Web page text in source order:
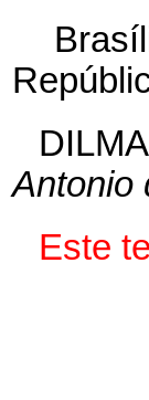
Antonio
Este